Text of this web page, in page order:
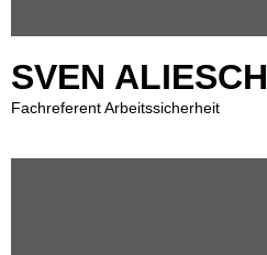
SVEN ALIESCH
Fachreferent Arbeitssicherheit